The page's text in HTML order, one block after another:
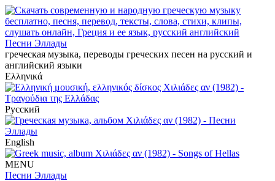
Песни Эллады
греческая музыка, переводы греческих песен на русский и
английский языки
Ελληνικά
Русский
English
MENU
Песни Эллады